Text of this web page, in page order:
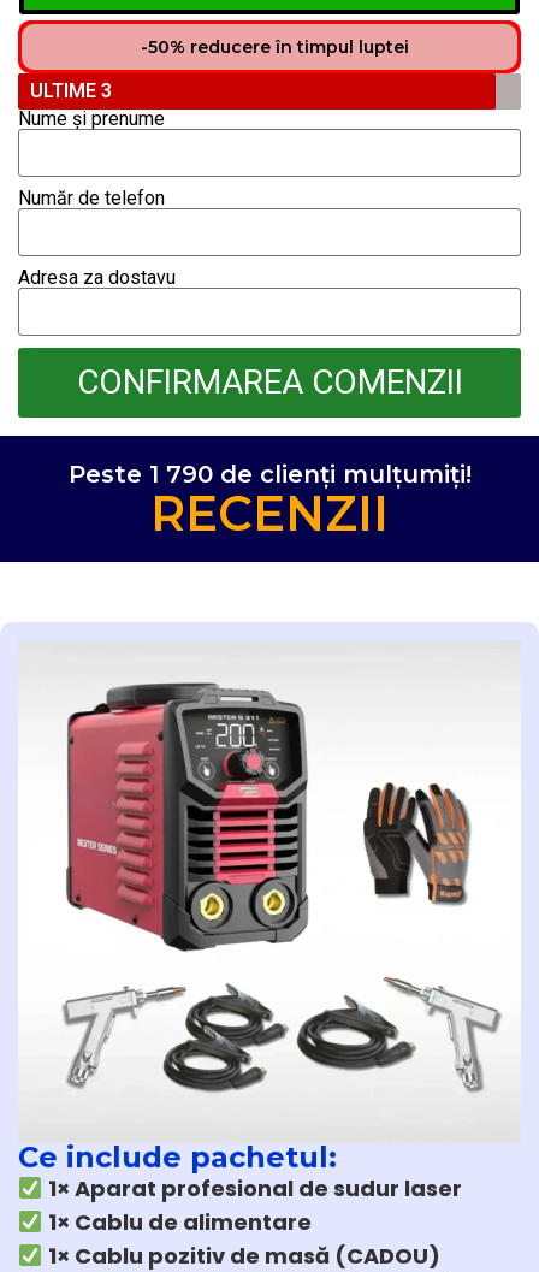
-50% reducere în timpul luptei
ULTIME 3
Nume și prenume
Număr de telefon
Adresa za dostavu
CONFIRMAREA COMENZII
Peste 1 790 de clienți mulțumiți!
RECENZII
Ce include pachetul:
1× Aparat profesional de sudur laser
1× Cablu de alimentare
1× Cablu pozitiv de masă (CADOU)